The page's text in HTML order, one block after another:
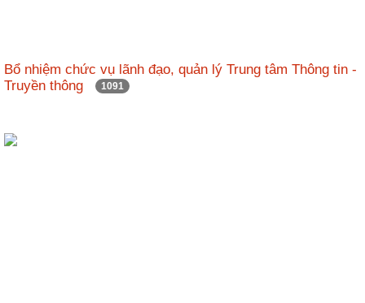
Bổ nhiệm chức vụ lãnh đạo, quản lý Trung tâm Thông tin -
Truyền thông
1091